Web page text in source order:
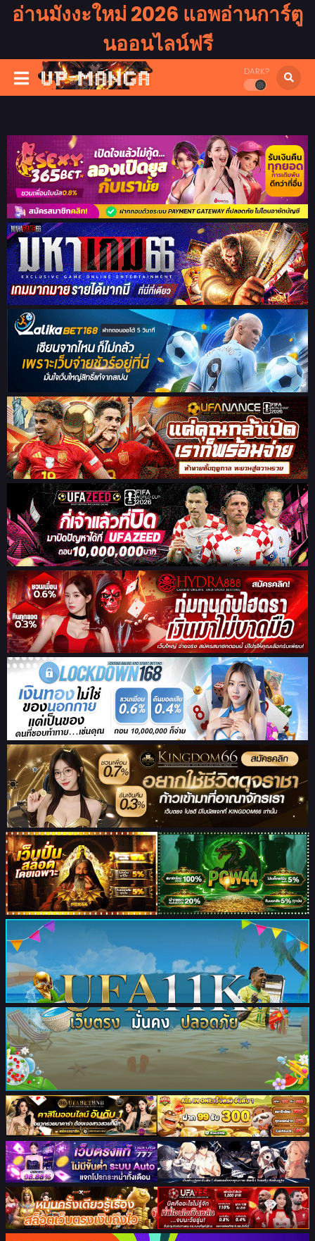
อ่านมังงะใหม่ 2026 แอพอ่านการ์ตู
นออนไลน์ฟรี
DARK?